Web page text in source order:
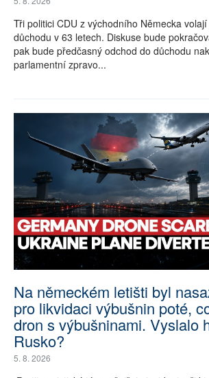
Tři politici CDU z východního Německa
důchodu v 63 letech. Diskuse bude
pak bude předčasný odchod do důchodu
parlamentní zpravo...
Na německém letišti byl
pro likvidaci výbušnin poté,
dron s výbušninami. Vyslalo
Rusko?
5. 8. 2026